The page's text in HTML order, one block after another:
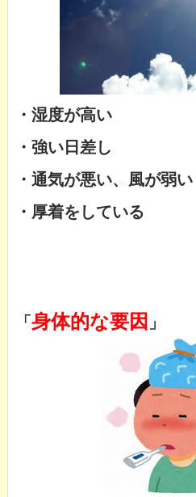
・湿度が高い
・強い日差し
・通気が悪い、風が弱い
・厚着をしている
「 身体的な要因 」